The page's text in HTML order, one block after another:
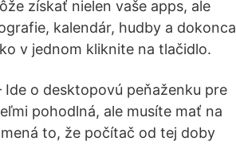
získať nielen vaše apps, ale
kalendár, hudby a dokonca
v jednom kliknite na tlačidlo.
Ide o desktopovú peňaženku pre
pohodlná, ale musíte mať na
to, že počítač od tej doby